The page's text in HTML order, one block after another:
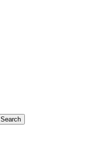
Search